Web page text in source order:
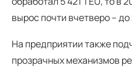
вырос почти вчетверо – до
На предприятии также
прозрачных механизмов